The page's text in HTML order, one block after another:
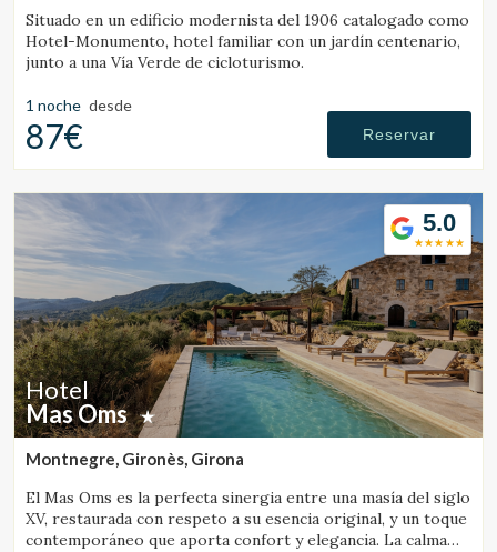
Situado en un edificio modernista del 1906 catalogado como
Hotel-Monumento, hotel familiar con un jardín centenario,
junto a una Vía Verde de cicloturismo.
1 noche desde
87€ Reservar
5.0
Hotel
Mas Oms
Montnegre, Gironès, Girona
El Mas Oms es la perfecta sinergia entre una masía del siglo
XV, restaurada con respeto a su esencia original, y un toque
contemporáneo que aporta confort y elegancia. La calma